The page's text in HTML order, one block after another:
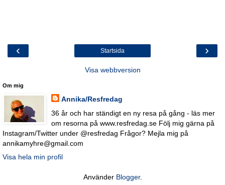
‹ ›
Startsida
Visa webbversion
Om mig
Annika/Resfredag
36 år och har ständigt en ny resa på gång - läs mer
om resorna på www.resfredag.se Följ mig gärna på
Instagram/Twitter under @resfredag Frågor? Mejla mig på
annikamyhre@gmail.com
Visa hela min profil
Använder Blogger.